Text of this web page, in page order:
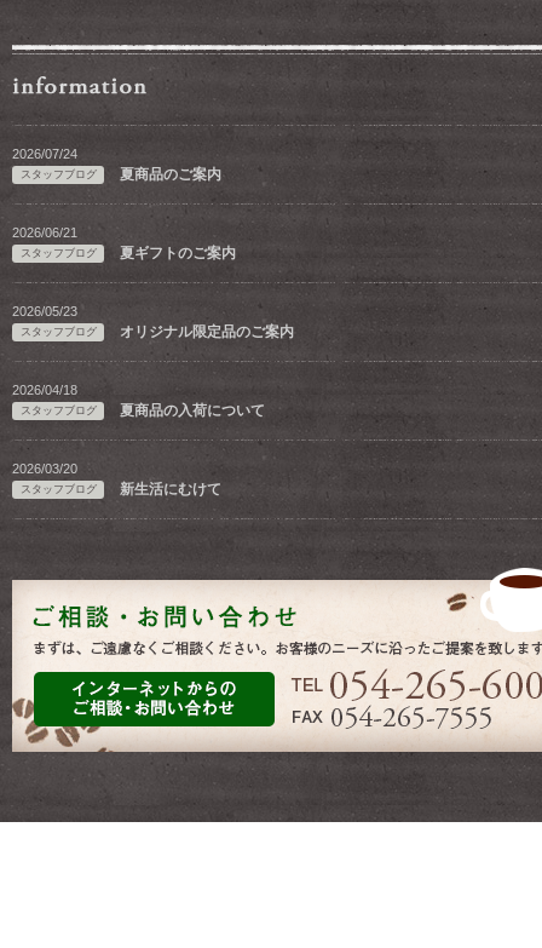
2026/07/24
スタッフブログ 夏商品のご案内
2026/06/21
スタッフブログ 夏ギフトのご案内
2026/05/23
スタッフブログ オリジナル限定品のご案内
2026/04/18
スタッフブログ 夏商品の入荷について
2026/03/20
スタッフブログ 新生活にむけて